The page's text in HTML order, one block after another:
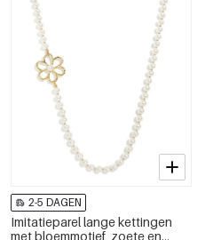
2-5 DAGEN
Imitatieparel lange kettingen
met bloemmotief, zoete en